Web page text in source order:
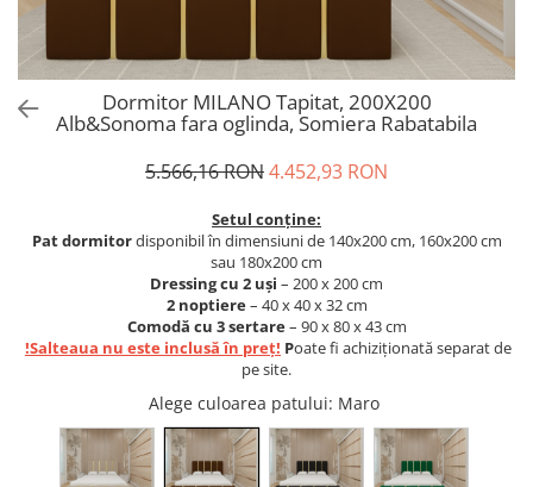
Dormitor MILANO Tapitat, 200X200
Alb&Sonoma fara oglinda, Somiera Rabatabila
5.566,16 RON4.452,93 RON
Setul conține:
Pat dormitordisponibil în dimensiuni de 140x200 cm, 160x200 cm
sau 180x200 cm
Dressing cu 2 uși – 200 x 200 cm
2 noptiere– 40 x 40 x 32 cm
Comodă cu 3 sertare– 90 x 80 x 43 cm
!Salteaua nu este inclusă în preț! Poate fi achiziționată separat de
pe site.
Alege culoarea patului: Maro